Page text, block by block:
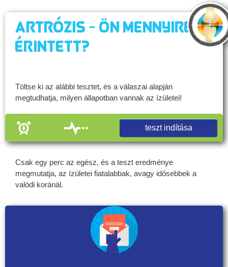
Artrózis - Ön mennyire
érintett?
Töltse ki az alábbi tesztet, és a válaszai alapján
megtudhatja, milyen állapotban vannak az ízületei!
teszt indítása
Csak egy perc az egész, és a teszt eredménye
megmutatja, az ízületei fiatalabbak, avagy idősebbek a
valódi koránál.